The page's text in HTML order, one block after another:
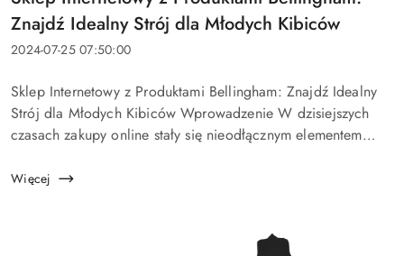
artykułu:
Znajdź Idealny Strój dla Młodych Kibiców
Data
2024-07-25 07:50:00
Treść
artykułu:
Sklep Internetowy z Produktami Bellingham: Znajdź Idealny
Strój dla Młodych Kibiców Wprowadzenie W dzisiejszych
czasach zakupy online stały się nieodłącznym elementem
szeroki wybór ...
Więcej